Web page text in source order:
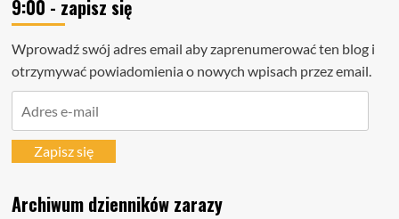
9:00 - zapisz się
Wprowadź swój adres email aby zaprenumerować ten blog i
otrzymywać powiadomienia o nowych wpisach przez email.
mailZapisz się
Archiwum dzienników zarazy